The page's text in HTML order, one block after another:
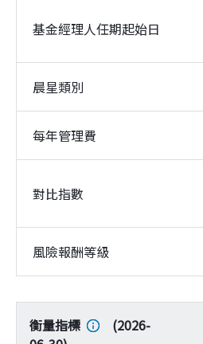
基金經理人任期起始日
晨星類別
每年管理費
對比指數
風險報酬等級
衡量指標 (2026-